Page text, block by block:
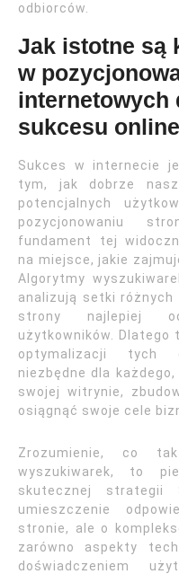
odbiorców.
Jak istotne są
w
internetowych
sukcesu online
Sukces w internecie
tym, jak dobrze
potencjalnych
pozycjonowaniu
fundament tej
na miejsce, jakie
Algorytmy
analizują setki różnych
strony najlepiej
użytkowników. Dlatego
optymalizacji tych
niezbędne dla
swojej witrynie,
osiągnąć swoje cele
Zrozumienie, co
wyszukiwarek, to
skutecznej strategii
umieszczenie
stronie, ale o
zarówno aspekty
doświadczeniem